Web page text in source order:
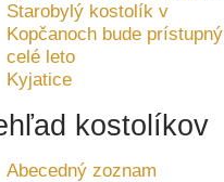
Starobylý kostolík v
Kopčanoch bude prístupný
celé leto
Kyjatice
kostolíkov
Abecedný zoznam